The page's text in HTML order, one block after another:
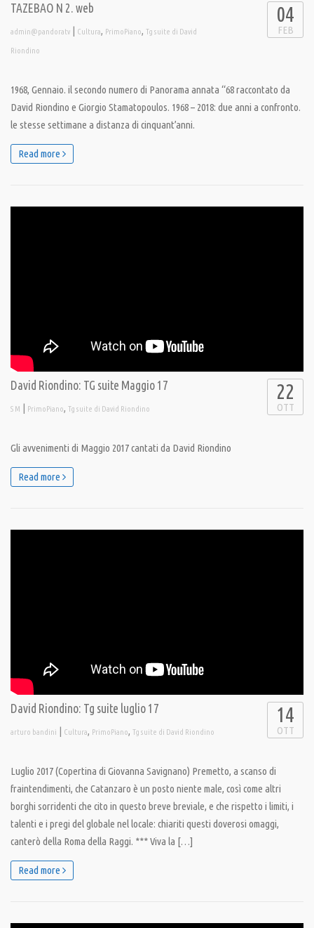
TAZEBAO N 2. web
admin@pandoratv | Cultura, PrimoPiano, Tg suite di David
Riondino
04
FEB
1968, Gennaio. il secondo numero di Panorama annata “68 raccontato da
David Riondino e Giorgio Stamatopoulos. 1968 – 2018: due anni a confronto.
le stesse settimane a distanza di cinquant’anni.
Read more
David Riondino: TG suite Maggio 17
S M | PrimoPiano, Tg suite di David Riondino
22
OTT
Gli avvenimenti di Maggio 2017 cantati da David Riondino
Read more
David Riondino: Tg suite luglio 17
arturo bandini | Cultura, PrimoPiano, Tg suite di David Riondino
14
OTT
Luglio 2017 (Copertina di Giovanna Savignano) Premetto, a scanso di
fraintendimenti, che Catanzaro è un posto niente male, così come altri
borghi sorridenti che cito in questo breve breviale, e che rispetto i limiti, i
talenti e i pregi del globale nel locale: chiariti questi doverosi omaggi,
canterò della Roma della Raggi. *** Viva la […]
Read more